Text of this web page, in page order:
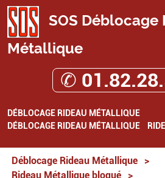
SOS Déblocage
Métallique
✆
DÉBLOCAGE RIDEAU MÉTALLIQUE
DÉBLOCAGE RIDEAU MÉTALLIQUE
Déblocage Rideau Métallique
>
Rideau Métallique bloqué
>